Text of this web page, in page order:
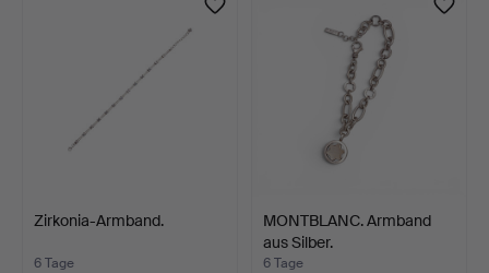
Zirkonia-Armband.
6 Tage
MONTBLANC. Armband
aus Silber.
6 Tage